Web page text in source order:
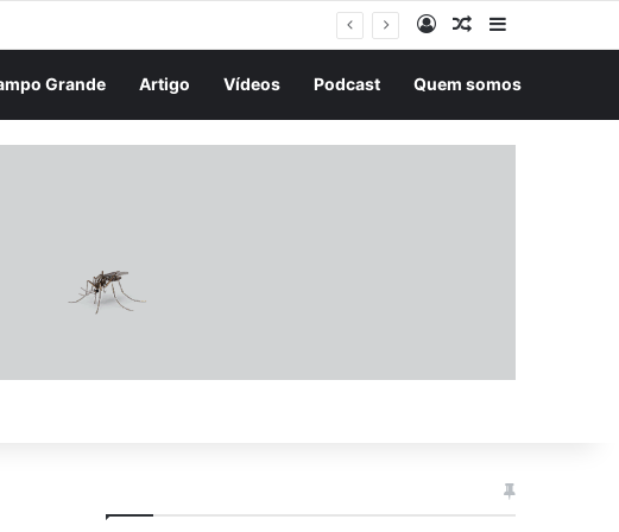
que solicitam visto EntrarArtigo aleatório
Grande Artigo Vídeos Podcast Quem somos